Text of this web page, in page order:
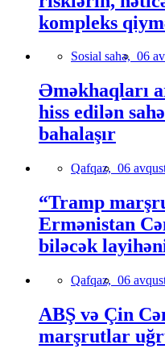
kompleks
Sosial sahə, 06
Əməkhaqları
hiss edilən
bahalaşır
Qafqaz, 06
“Tramp
Ermənistan
biləcək
Qafqaz, 06
ABŞ və Çin
marşrutlar